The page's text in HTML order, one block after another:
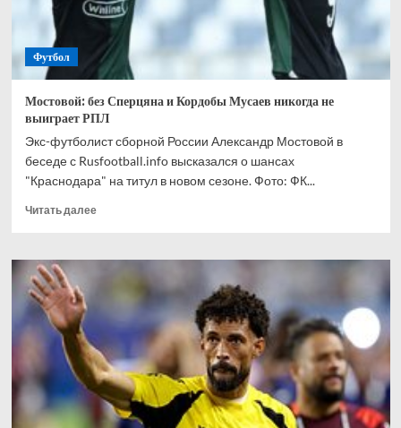
Канада
Марокко
Футбол
Мостовой: без Сперцяна и Кордобы Мусаев никогда не
выиграет РПЛ
Экс-футболист сборной России Александр Мостовой в
беседе с Rusfootball.info высказался о шансах
"Краснодара" на титул в новом сезоне. Фото: ФК...
Читать далееПрочитать
Мостовой:
Сперцяна
Кордобы
Мусаев
никогда
не
выиграет
РПЛ